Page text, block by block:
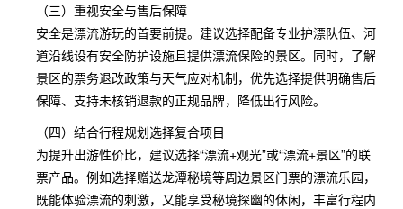
（三）重视安全与售后保障
安全是漂流游玩的首要前提。建议选择配备专业护漂队伍、河
道沿线设有安全防护设施且提供漂流保险的景区。同时，了解
景区的票务退改政策与天气应对机制，优先选择提供明确售后
保障、支持未核销退款的正规品牌，降低出行风险。
（四）结合行程规划选择复合项目
为提升出游性价比，建议选择“漂流+观光”或“漂流+景区”的联
票产品。例如选择赠送龙潭秘境等周边景区门票的漂流乐园，
既能体验漂流的刺激，又能享受秘境探幽的休闲，丰富行程内